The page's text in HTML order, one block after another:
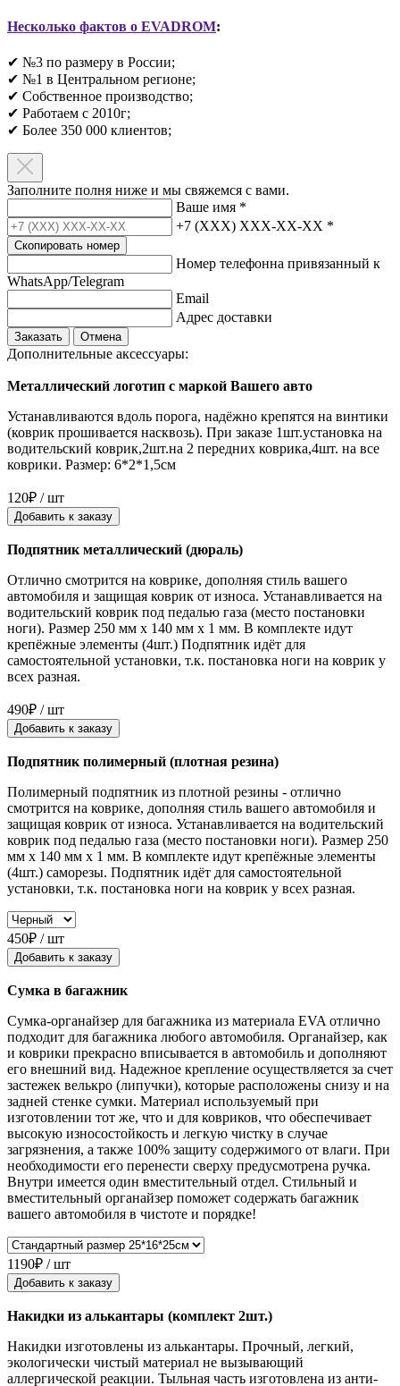
Несколько фактов о EVADROM:
✔ №3 по размеру в России;
✔ №1 в Центральном регионе;
✔ Собственное производство;
✔ Работаем с 2010г;
✔ Более 350 000 клиентов;​
Заполните полня ниже и мы свяжемся с вами.
Ваше имя *
+7 (XXX) XXX-XX-XX *
Скопировать номер
Номер телефонна привязанный к
WhatsApp/Telegram
Email
Адрес доставки
Заказать Отмена
Дополнительные аксессуары:
Металлический логотип с маркой Вашего авто
Устанавливаются вдоль порога, надёжно крепятся на винтики
(коврик прошивается насквозь). При заказе 1шт.установка на
водительский коврик,2шт.на 2 передних коврика,4шт. на все
коврики. Размер: 6*2*1,5см
120₽ / шт
Добавить к заказу
Подпятник металлический (дюраль)
Отлично смотрится на коврике, дополняя стиль вашего
автомобиля и защищая коврик от износа. Устанавливается на
водительский коврик под педалью газа (место постановки
ноги). Размер 250 мм x 140 мм x 1 мм. В комплекте идут
крепёжные элементы (4шт.) Подпятник идёт для
самостоятельной установки, т.к. постановка ноги на коврик у
всех разная.
490₽ / шт
Добавить к заказу
Подпятник полимерный (плотная резина)
Полимерный подпятник из плотной резины - отлично
смотрится на коврике, дополняя стиль вашего автомобиля и
защищая коврик от износа. Устанавливается на водительский
коврик под педалью газа (место постановки ноги). Размер 250
мм x 140 мм x 1 мм. В комплекте идут крепёжные элементы
(4шт.) саморезы. Подпятник идёт для самостоятельной
установки, т.к. постановка ноги на коврик у всех разная.
450₽ / шт
Добавить к заказу
Сумка в багажник
Сумка-органайзер для багажника из материала EVA отлично
подходит для багажника любого автомобиля. Органайзер, как
и коврики прекрасно вписывается в автомобиль и дополняют
его внешний вид. Надежное крепление осуществляется за счет
застежек велькро (липучки), которые расположены снизу и на
задней стенке сумки. Материал используемый при
изготовлении тот же, что и для ковриков, что обеспечивает
высокую износостойкость и легкую чистку в случае
загрязнения, а также 100% защиту содержимого от влаги. При
необходимости его перенести сверху предусмотрена ручка.
Внутри имеется один вместительный отдел. Стильный и
вместительный органайзер поможет содержать багажник
вашего автомобиля в чистоте и порядке!
1190₽ / шт
Добавить к заказу
Накидки из алькантары (комплект 2шт.)
Накидки изготовлены из алькантары. Прочный, легкий,
экологически чистый материал не вызывающий
аллергической реакции. Тыльная часть изготовлена из анти-